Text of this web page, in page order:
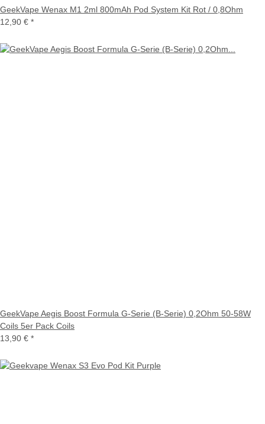
GeekVape Wenax M1 2ml 800mAh Pod System Kit Rot / 0,8Ohm
12,90 € *
GeekVape Aegis Boost Formula G-Serie (B-Serie) 0,2Ohm 50-58W
Coils 5er Pack Coils
13,90 € *